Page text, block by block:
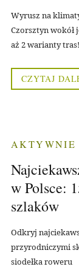
Wyrusz na
Czorsztyn wokół
aż 2 warianty tras!
CZYTAJ
AKTYWNIE
w Polsce:
szlaków
Odkryj
przyrodniczymi
siodełka roweru